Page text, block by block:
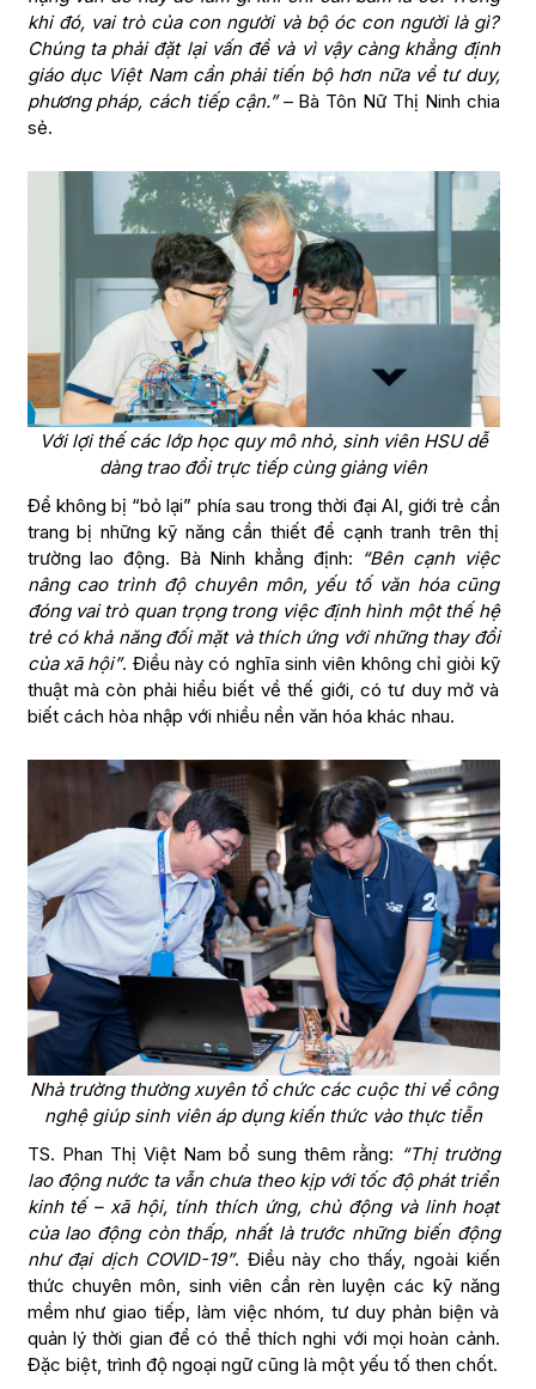
khi đó, vai trò của con người và bộ óc con người là gì?
Chúng ta phải đặt lại vấn đề và vì vậy càng khẳng định
giáo dục Việt Nam cần phải tiến bộ hơn nữa về tư duy,
phương pháp, cách tiếp cận.”– Bà Tôn Nữ Thị Ninh chia
sẻ.
Với lợi thế các lớp học quy mô nhỏ, sinh viên HSU dễ
dàng trao đổi trực tiếp cùng giảng viên
Để không bị “bỏ lại” phía sau trong thời đại AI, giới trẻ cần
trang bị những kỹ năng cần thiết để cạnh tranh trên thị
trường lao động. Bà Ninh khẳng định: “Bên cạnh việc
nâng cao trình độ chuyên môn, yếu tố văn hóa cũng
đóng vai trò quan trọng trong việc định hình một thế hệ
trẻ có khả năng đối mặt và thích ứng với những thay đổi
của xã hội”. Điều này có nghĩa sinh viên không chỉ giỏi kỹ
thuật mà còn phải hiểu biết về thế giới, có tư duy mở và
biết cách hòa nhập với nhiều nền văn hóa khác nhau.
Nhà trường thường xuyên tổ chức các cuộc thi về công
nghệ giúp sinh viên áp dụng kiến thức vào thực tiễn
TS. Phan Thị Việt Nam bổ sung thêm rằng: “Thị trường
lao động nước ta vẫn chưa theo kịp với tốc độ phát triển
kinh tế – xã hội, tính thích ứng, chủ động và linh hoạt
của lao động còn thấp, nhất là trước những biến động
như đại dịch COVID-19”. Điều này cho thấy, ngoài kiến
thức chuyên môn, sinh viên cần rèn luyện các kỹ năng
mềm như giao tiếp, làm việc nhóm, tư duy phản biện và
quản lý thời gian để có thể thích nghi với mọi hoàn cảnh.
Đặc biệt, trình độ ngoại ngữ cũng là một yếu tố then chốt.